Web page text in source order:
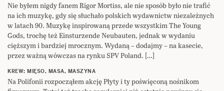
Nie byłem nigdy fanem Rigor Mortiss, ale nie sposób było nie trafić
na ich muzykę, gdy się słuchało polskich wydawnictw niezależnych
w latach 90. Muzykę inspirowaną przede wszystkim The Young
Gods, trochę też Einsturzende Neubauten, jednak w wydaniu
cięższym i bardziej mrocznym. Wydaną – dodajmy – na kasecie,
przez ważną wówczas na rynku SPV Poland. […]
KREW: MIĘSO, MASA, MASZYNA
Na Polifonii rozpocząłem akcję Płyty i ty poświęconą nośnikom